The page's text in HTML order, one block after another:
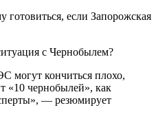
с Чернобылем?
могут кончиться плохо,
«10 чернобылей», как
— резюмирует